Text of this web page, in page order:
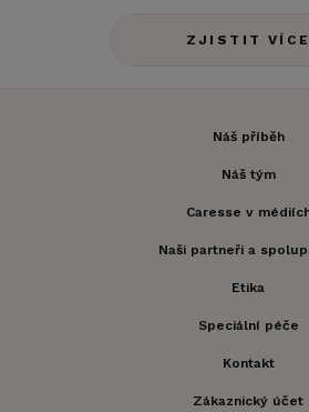
ZJISTIT VÍCE
Náš příběh
Náš tým
Caresse v
Naši partneři a
Etika
Speciální péče
Kontakt
Zákaznický účet